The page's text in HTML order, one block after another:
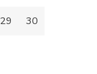
29 30